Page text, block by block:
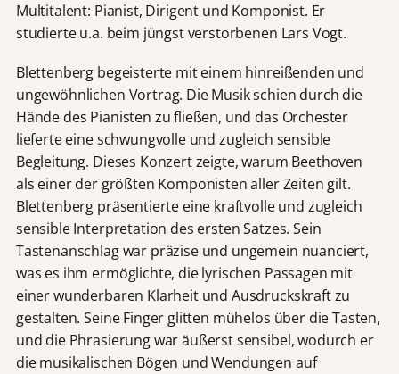
Multitalent: Pianist, Dirigent und Komponist. Er
studierte u.a. beim jüngst verstorbenen Lars Vogt.
Blettenberg begeisterte mit einem hinreißenden und
ungewöhnlichen Vortrag. Die Musik schien durch die
Hände des Pianisten zu fließen, und das Orchester
lieferte eine schwungvolle und zugleich sensible
Begleitung. Dieses Konzert zeigte, warum Beethoven
als einer der größten Komponisten aller Zeiten gilt.
Blettenberg präsentierte eine kraftvolle und zugleich
sensible Interpretation des ersten Satzes. Sein
Tastenanschlag war präzise und ungemein nuanciert,
was es ihm ermöglichte, die lyrischen Passagen mit
einer wunderbaren Klarheit und Ausdruckskraft zu
gestalten. Seine Finger glitten mühelos über die Tasten,
und die Phrasierung war äußerst sensibel, wodurch er
die musikalischen Bögen und Wendungen auf